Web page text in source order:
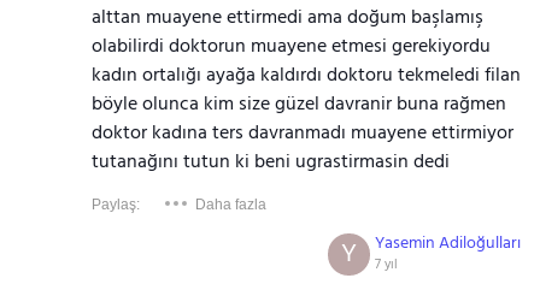
alttan muayene ettirmedi ama doğum başlamış
olabilirdi doktorun muayene etmesi gerekiyordu
kadın ortalığı ayağa kaldırdı doktoru tekmeledi filan
böyle olunca kim size güzel davranir buna rağmen
doktor kadına ters davranmadı muayene ettirmiyor
tutanağını tutun ki beni ugrastirmasin dedi
Paylaş: Daha fazla
Yasemin Adiloğulları
7 yıl
Y